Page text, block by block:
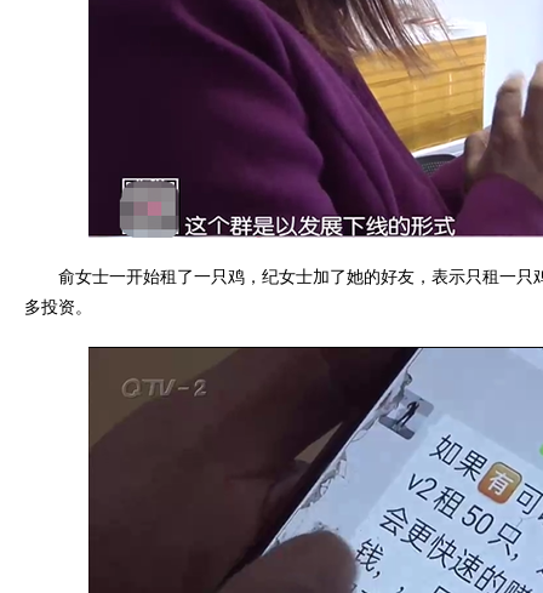
俞女士一开始租了一只鸡，纪女士加了她的好友，表示只租一只
多投资。